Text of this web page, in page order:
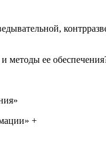
методы ее
+